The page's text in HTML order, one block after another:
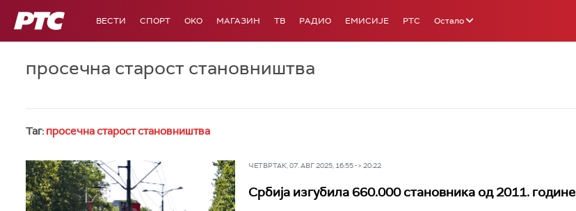
РТС ВЕСТИ СПОРТ OKO МАГАЗИН ТВ РАДИО ЕМИСИЈЕ РТС Остало
просечна старост становништва
Таг: просечна старост становништва
ЧЕТВРТАК, 07. АВГ 2025, 16:55 -> 20:22
Србија изгубила 660.000 становника од 2011. године